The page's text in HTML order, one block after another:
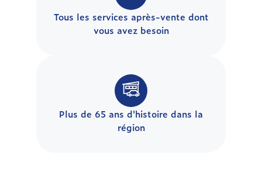
Tous les services après-vente dont
vous avez besoin
Plus de 65 ans d'histoire dans la
région